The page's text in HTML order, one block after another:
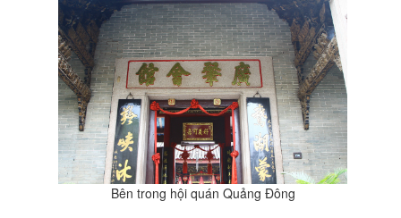
Bên trong hội quán Quảng Đông